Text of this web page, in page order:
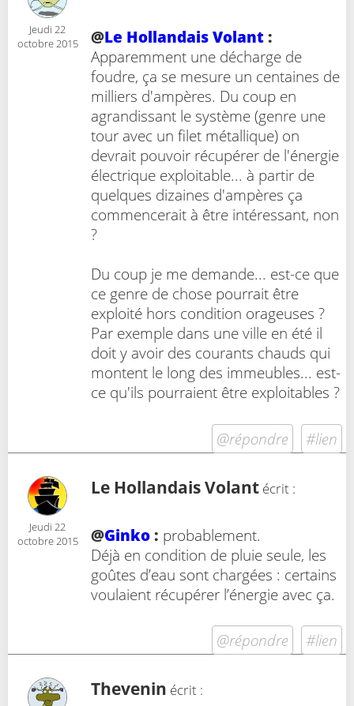
Jeudi 22
octobre 2015
@Le Hollandais Volant :
Apparemment une décharge de
foudre, ça se mesure un centaines de
milliers d'ampères. Du coup en
agrandissant le système (genre une
tour avec un filet métallique) on
devrait pouvoir récupérer de l'énergie
électrique exploitable... à partir de
quelques dizaines d'ampères ça
commencerait à être intéressant, non
?
Du coup je me demande... est-ce que
ce genre de chose pourrait être
exploité hors condition orageuses ?
Par exemple dans une ville en été il
doit y avoir des courants chauds qui
montent le long des immeubles... est-
ce qu'ils pourraient être exploitables ?
@répondre #lien
Jeudi 22
octobre 2015
Le Hollandais Volant écrit :
@Ginko : probablement.
Déjà en condition de pluie seule, les
goûtes d’eau sont chargées : certains
voulaient récupérer l’énergie avec ça.
@répondre #lien
Thevenin écrit :